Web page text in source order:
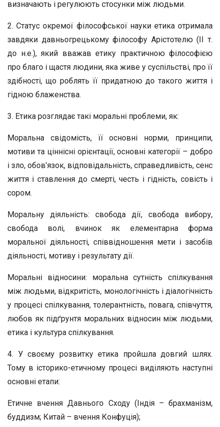
визначають і регулюють стосунки між людьми.
2. Статус окремої філософської науки етика отримала
завдяки давньогрецькому філософу Арістотелю (II т.
до н.е.), який вважав етику практичною філософією
про благо і щастя людини, яка живе у суспільстві, про її
здібності, що роблять її придатною до такого життя і
гідною блаженства.
3. Етика розглядає такі моральні проблеми, як:
Моральна свідомість, її основні норми, принципи,
мотиви та ціннісні орієнтації, основні категорії – добро
і зло, обов’язок, відповідальність, справедливість, сенс
життя і ставлення до смерті, честь і гідність, совість і
сором.
Моральну діяльність: свобода дії, свобода вибору,
свобода волі, вчинок як елементарна форма
моральної діяльності, співвідношення мети і засобів
діяльності, мотиву і результату дії.
Моральні відносини: моральна сутність спілкування
між людьми, відкритість, монологічність і діалогічність
у процесі спілкування, толерантність, повага, співчуття,
любов як підґрунтя моральних відносин між людьми,
етика і культура спілкування.
4. У своєму розвитку етика пройшла довгий шлях.
Тому в історико-етичному процесі виділяють наступні
основні етапи:
Етичне вчення Давнього Сходу (Індія – брахманізм,
буддизм; Китай – вчення Конфуція);